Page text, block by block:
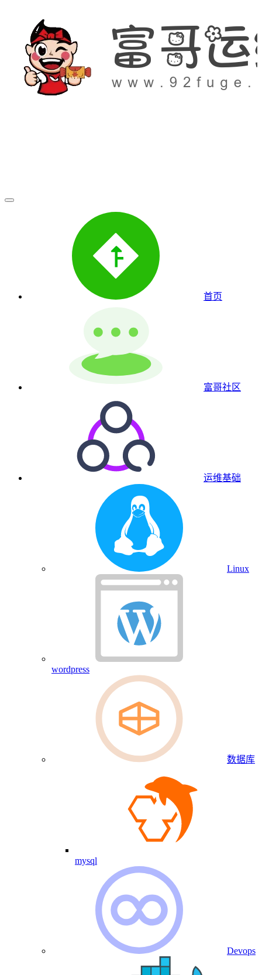
首页
富哥社区
运维基础
Linux
wordpress
数据库
mysql
Devops